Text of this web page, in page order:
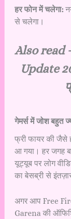
हर फोन में चलेगा:
से चलेगा।
Also read
Update
गेमर्स में जोश बहुत
फ्री फायर की जैसे
आ गया। हर जगह
यूट्यूब पर लोग
का बेसब्री से
अगर आप Free
Garena की